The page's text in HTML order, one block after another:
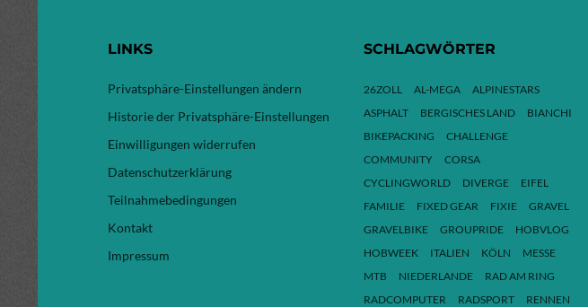
LINKS
Privatsphäre-Einstellungen ändern
Historie der Privatsphäre-Einstellungen
Einwilligungen widerrufen
Datenschutzerklärung
Teilnahmebedingungen
Kontakt
Impressum
SCHLAGWÖRTER
26ZOLL AL-MEGA
ALPINESTARS
ASPHALT
BERGISCHES LAND
BIANCHI
BIKEPACKING
CHALLENGE
COMMUNITY
CORSA
CYCLINGWORLD
DIVERGE
EIFEL
FAMILIE
FIXED GEAR FIXIE
GRAVEL
GRAVELBIKE
GROUPRIDE
HOBVLOG
HOBWEEK
ITALIEN KÖLN
MESSE
MTB
NIEDERLANDE
RAD AM RING
RADCOMPUTER
RADSPORT RENNEN